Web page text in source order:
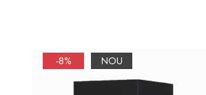
-8% NOU